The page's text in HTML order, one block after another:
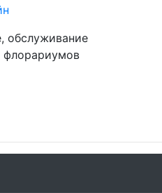
обслуживание
флорариумов